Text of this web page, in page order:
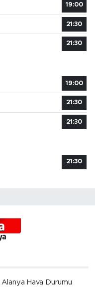
19:00
21:30
21:30
19:00
21:30
21:30
21:30
Alanya Hava Durumu